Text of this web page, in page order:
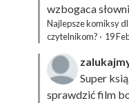
wzbogaca
Najlepsze komiksy
czytelnikom? · 19
Super
sprawdzić film